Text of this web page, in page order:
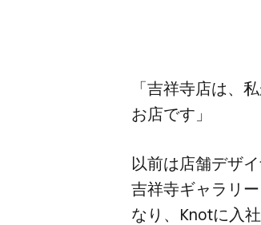
「吉祥寺店は、​
お店です」
以前は​店舗デザ
吉祥寺ギャラリ
なり、​Knotに​入社